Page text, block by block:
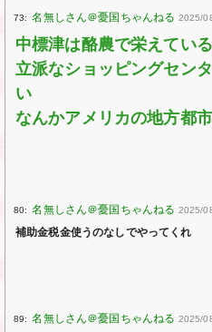
73: 2025/
中標津は酪農で栄えてい
立派なショッピングセン
い
なんかアメリカの地方都
80: 2025/
補助金税金使うのなしでやってくれ
89: 2025/